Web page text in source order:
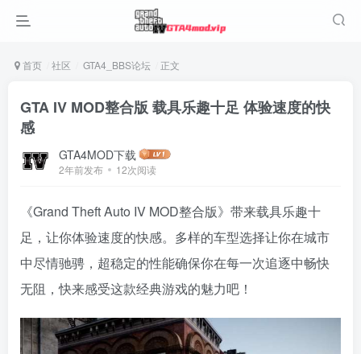
首页 社区 GTA4_BBS论坛 正文
GTA IV MOD整合版 载具乐趣十足 体验速度的快
感
GTA4MOD下载
2年前发布 12次阅读
《Grand Theft Auto IV MOD整合版》带来载具乐趣十
足，让你体验速度的快感。多样的车型选择让你在城市
中尽情驰骋，超稳定的性能确保你在每一次追逐中畅快
无阻，快来感受这款经典游戏的魅力吧！